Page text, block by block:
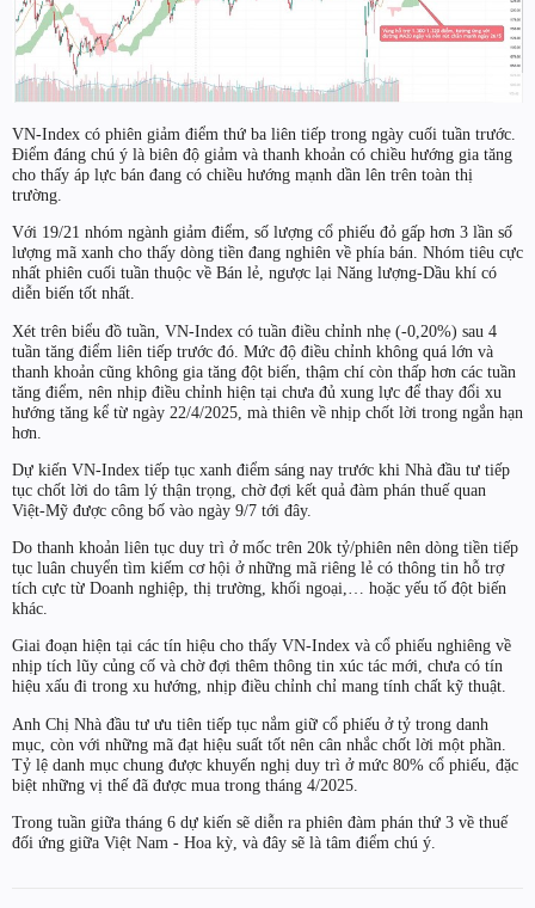
VN-Index có phiên giảm điểm thứ ba liên tiếp trong ngày cuối tuần trước.
Điểm đáng chú ý là biên độ giảm và thanh khoản có chiều hướng gia tăng
cho thấy áp lực bán đang có chiều hướng mạnh dần lên trên toàn thị
trường.
Với 19/21 nhóm ngành giảm điểm, số lượng cổ phiếu đỏ gấp hơn 3 lần số
lượng mã xanh cho thấy dòng tiền đang nghiên về phía bán. Nhóm tiêu cực
nhất phiên cuối tuần thuộc về Bán lẻ, ngược lại Năng lượng-Dầu khí có
diễn biến tốt nhất.
Xét trên biểu đồ tuần, VN-Index có tuần điều chỉnh nhẹ (-0,20%) sau 4
tuần tăng điểm liên tiếp trước đó. Mức độ điều chỉnh không quá lớn và
thanh khoản cũng không gia tăng đột biến, thậm chí còn thấp hơn các tuần
tăng điểm, nên nhịp điều chỉnh hiện tại chưa đủ xung lực để thay đổi xu
hướng tăng kể từ ngày 22/4/2025, mà thiên về nhịp chốt lời trong ngắn hạn
hơn.
Dự kiến VN-Index tiếp tục xanh điểm sáng nay trước khi Nhà đầu tư tiếp
tục chốt lời do tâm lý thận trọng, chờ đợi kết quả đàm phán thuế quan
Việt-Mỹ được công bố vào ngày 9/7 tới đây.
Do thanh khoản liên tục duy trì ở mốc trên 20k tỷ/phiên nên dòng tiền tiếp
tục luân chuyển tìm kiếm cơ hội ở những mã riêng lẻ có thông tin hỗ trợ
tích cực từ Doanh nghiệp, thị trường, khối ngoại,… hoặc yếu tố đột biến
khác.
Giai đoạn hiện tại các tín hiệu cho thấy VN-Index và cổ phiếu nghiêng về
nhịp tích lũy củng cố và chờ đợi thêm thông tin xúc tác mới, chưa có tín
hiệu xấu đi trong xu hướng, nhịp điều chỉnh chỉ mang tính chất kỹ thuật.
Anh Chị Nhà đầu tư ưu tiên tiếp tục nắm giữ cổ phiếu ở tỷ trong danh
mục, còn với những mã đạt hiệu suất tốt nên cân nhắc chốt lời một phần.
Tỷ lệ danh mục chung được khuyến nghị duy trì ở mức 80% cổ phiếu, đặc
biệt những vị thế đã được mua trong tháng 4/2025.
Trong tuần giữa tháng 6 dự kiến sẽ diễn ra phiên đàm phán thứ 3 về thuế
đối ứng giữa Việt Nam - Hoa kỳ, và đây sẽ là tâm điểm chú ý.